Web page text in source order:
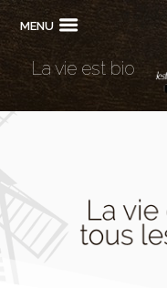
MENU
La vie est bio